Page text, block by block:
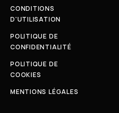
CONDITIONS
D'UTILISATION
POLITIQUE DE
CONFIDENTIALITÉ
POLITIQUE DE
COOKIES
MENTIONS LÉGALES